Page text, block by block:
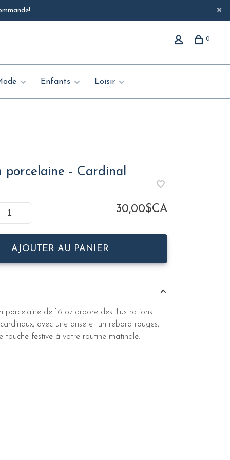
0
Enfants Loisir
porcelaine - Cardinal
+ 30,00$CA
AJOUTER AU PANIER
porcelaine de 16 oz arbore des illustrations
avec une anse et un rebord rouges,
touche festive à votre routine matinale.